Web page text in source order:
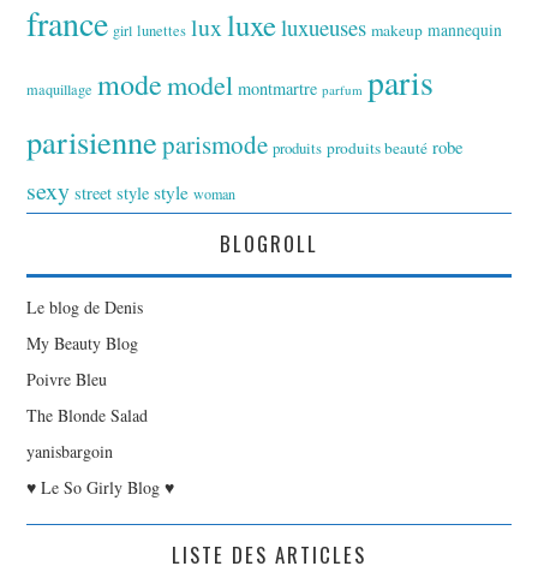
france girl lunettes luxluxeluxueuses makeup mannequin
maquillage modemodel montmartre parfum paris
parisienneparismode produits produits beauté robe
sexy street style style woman
BLOGROLL
Le blog de Denis
My Beauty Blog
Poivre Bleu
The Blonde Salad
yanisbargoin
♥ Le So Girly Blog ♥
LISTE DES ARTICLES